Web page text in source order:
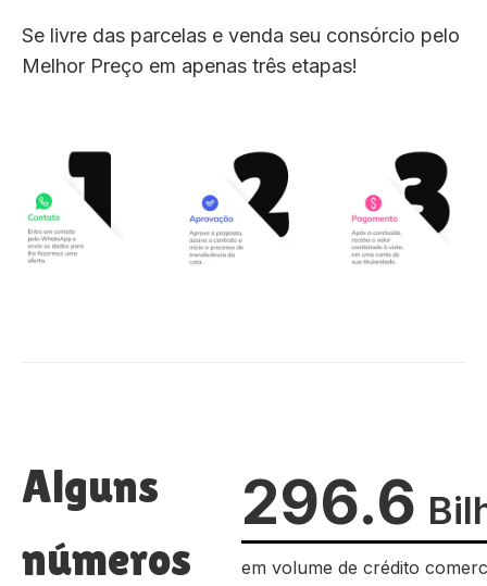
Se livre das parcelas e venda seu consórcio pelo
Melhor Preço em apenas três etapas!
Alguns
números
296.6
em volume de crédito